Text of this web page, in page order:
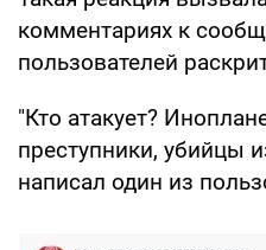
комментариях к
пользователей
"Кто атакует?
преступники, убийцы
написал один из